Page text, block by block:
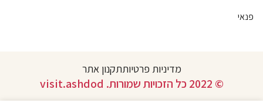
פנאי
מדיניות פרטיותתקנון אתר
© 2022 כל הזכויות שמורות. visit.ashdod